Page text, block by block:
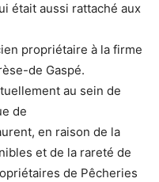
était aussi rattaché aux
propriétaire à la firme
de Gaspé.
au sein de
de
en raison de la
et de la rareté de
de Pêcheries